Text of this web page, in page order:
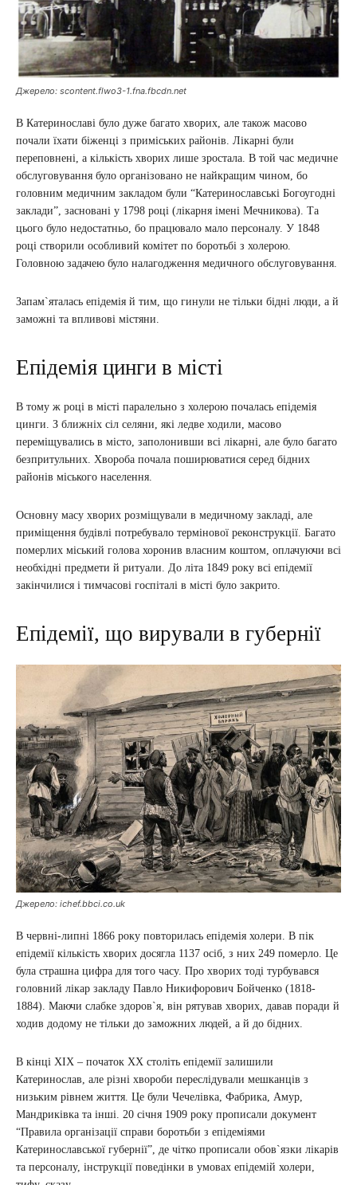
Джерело: scontent.flwo3-1.fna.fbcdn.net
В Катеринославі було дуже багато хворих, але також масово
почали їхати біженці з приміських районів. Лікарні були
переповнені, а кількість хворих лише зростала. В той час медичне
обслуговування було організовано не найкращим чином, бо
головним медичним закладом були “Катеринославські Богоугодні
заклади”, засновані у 1798 році (лікарня імені Мечникова). Та
цього було недостатньо, бо працювало мало персоналу. У 1848
році створили особливий комітет по боротьбі з холерою.
Головною задачею було налагодження медичного обслуговування.
Запам`яталась епідемія й тим, що гинули не тільки бідні люди, а й
заможні та впливові містяни.
Епідемія цинги в місті
В тому ж році в місті паралельно з холерою почалась епідемія
цинги. З ближніх сіл селяни, які ледве ходили, масово
переміщувались в місто, заполонивши всі лікарні, але було багато
безпритульних. Хвороба почала поширюватися серед бідних
районів міського населення.
Основну масу хворих розміщували в медичному закладі, але
приміщення будівлі потребувало термінової реконструкції. Багато
померлих міський голова хоронив власним коштом, оплачуючи всі
необхідні предмети й ритуали. До літа 1849 року всі епідемії
закінчилися і тимчасові госпіталі в місті було закрито.
Епідемії, що вирували в губернії
Джерело: ichef.bbci.co.uk
В червні-липні 1866 року повторилась епідемія холери. В пік
епідемії кількість хворих досягла 1137 осіб, з них 249 померло. Це
була страшна цифра для того часу. Про хворих тоді турбувався
головний лікар закладу Павло Никифорович Бойченко (1818-
1884). Маючи слабке здоров`я, він рятував хворих, давав поради й
ходив додому не тільки до заможних людей, а й до бідних.
В кінці XIX – початок XX століть епідемії залишили
Катеринослав, але різні хвороби переслідували мешканців з
низьким рівнем життя. Це були Чечелівка, Фабрика, Амур,
Мандриківка та інші. 20 січня 1909 року прописали документ
“Правила організації справи боротьби з епідеміями
Катеринославської губернії”, де чітко прописали обов`язки лікарів
та персоналу, інструкції поведінки в умовах епідемій холери,